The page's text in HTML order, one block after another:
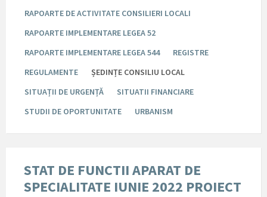
RAPOARTE DE ACTIVITATE CONSILIERI LOCALI
RAPOARTE IMPLEMENTARE LEGEA 52
RAPOARTE IMPLEMENTARE LEGEA 544
REGISTRE
REGULAMENTE
ȘEDINȚE CONSILIU LOCAL
SITUAȚII DE URGENȚĂ
SITUATII FINANCIARE
STUDII DE OPORTUNITATE
URBANISM
STAT DE FUNCTII APARAT DE
SPECIALITATE IUNIE 2022 PROIECT